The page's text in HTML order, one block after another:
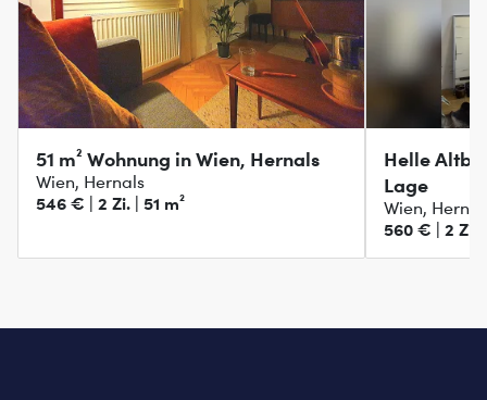
51 m² Wohnung in Wien, Hernals
Wien, Hernals
546 € | 2 Zi. | 51 m²
Helle
Lage
Wien,
560 € | 2 Zi.